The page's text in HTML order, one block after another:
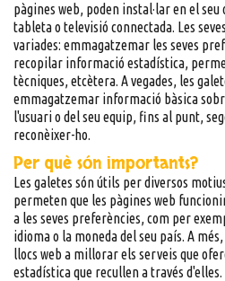
pàgines web, poden instal·lar en el
tableta o televisió connectada. Les
variades: emmagatzemar les seves
recopilar informació estadística,
tècniques, etcètera. A vegades, les
emmagatzemar informació bàsica
l'usuari o del seu equip, fins al punt,
reconèixer-ho.
Per què són importants?
Les galetes són útils per diversos
permeten que les pàgines web
a les seves preferències, com per
idioma o la moneda del seu país. A
llocs web a millorar els serveis que
estadística que recullen a través